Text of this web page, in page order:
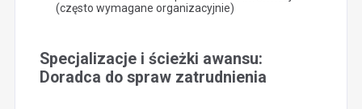
(często wymagane organizacyjnie)
Specjalizacje i ścieżki awansu:
Doradca do spraw zatrudnienia